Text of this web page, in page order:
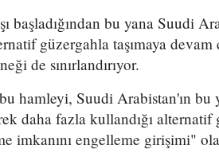
başladığından bu yana Suudi
güzergahla taşımaya
de sınırlandırıyor.
hamleyi, Suudi Arabistan'ın bu
daha fazla kullandığı
imkanını engelleme girişimi"